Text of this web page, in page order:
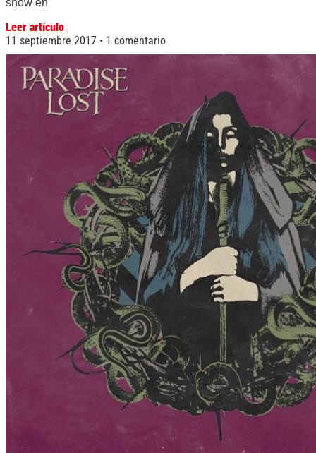
show en
Leer artículo
11 septiembre 2017
1 comentario